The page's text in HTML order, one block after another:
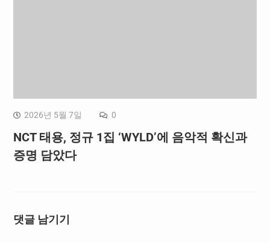
2026년 5월 7일 0
NCT 태용, 정규 1집 ‘WYLD’에 음악적 확신과
증명 담았다
댓글 남기기